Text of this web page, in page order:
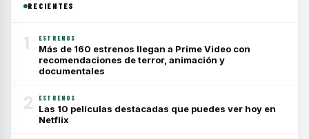
RECIENTES
1 ESTRENOS
Más de 160 estrenos llegan a Prime Video con
recomendaciones de terror, animación y
documentales
2 ESTRENOS
Las 10 películas destacadas que puedes ver hoy en
Netflix